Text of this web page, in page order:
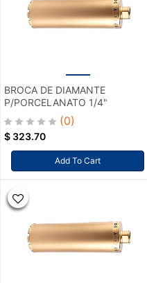
BROCA DE DIAMANTE
P/PORCELANATO 1/4"
(0)
$ 323.70
Add To Cart